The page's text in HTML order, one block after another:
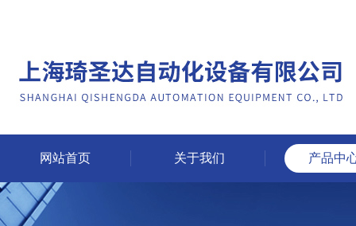
网站首页 关于我们 产品中